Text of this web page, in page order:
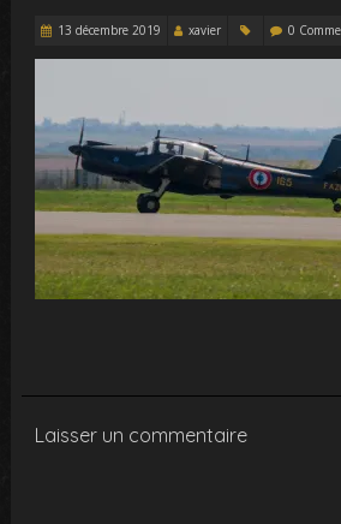
13 décembre 2019 xavier 0
Laisser un commentaire